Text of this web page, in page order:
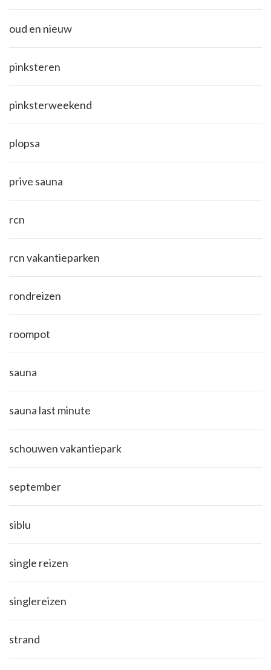
oud en nieuw
pinksteren
pinksterweekend
plopsa
prive sauna
rcn
rcn vakantieparken
rondreizen
roompot
sauna
sauna last minute
schouwen vakantiepark
september
siblu
single reizen
singlereizen
strand